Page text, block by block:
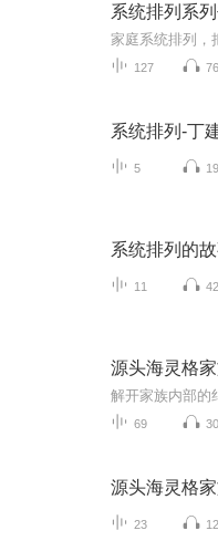
系统排列系
127
系统排列-丁
5
系统排列的
11
源头海灵格
69
源头海灵格
23